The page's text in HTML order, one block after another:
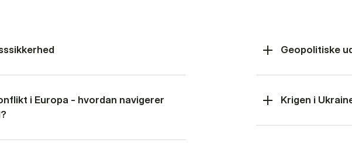
i Europa - hvordan navigerer
Geopolitiske
Krigen i